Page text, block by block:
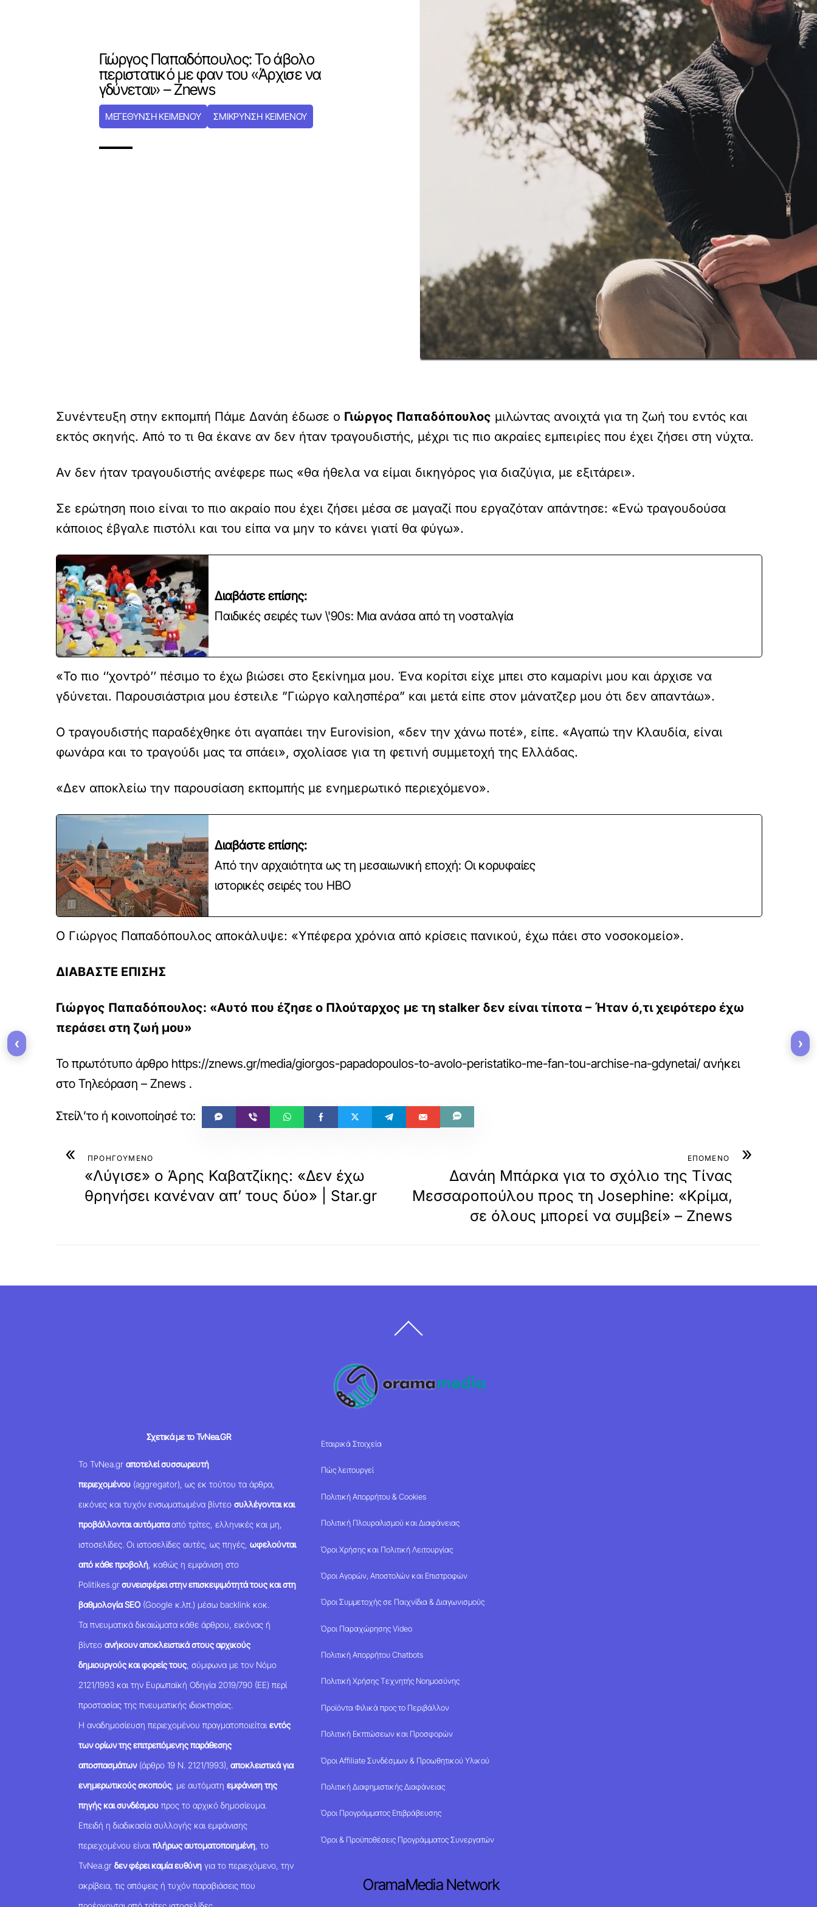
Γιώργος Παπαδόπουλος: Το άβολο
περιστατικό με φαν του «Άρχισε να
γδύνεται» – Znews
ΜΕΓΕΘΥΝΣΗ ΚΕΙΜΕΝΟΥ ΣΜΙΚΡΥΝΣΗ ΚΕΙΜΕΝΟΥ
Συνέντευξη στην εκπομπή Πάμε Δανάη έδωσε ο Γιώργος Παπαδόπουλος μιλώντας ανοιχτά για τη ζωή του εντός και
εκτός σκηνής. Από το τι θα έκανε αν δεν ήταν τραγουδιστής, μέχρι τις πιο ακραίες εμπειρίες που έχει ζήσει στη νύχτα.
Αν δεν ήταν τραγουδιστής ανέφερε πως «θα ήθελα να είμαι δικηγόρος για διαζύγια, με εξιτάρει».
Σε ερώτηση ποιο είναι το πιο ακραίο που έχει ζήσει μέσα σε μαγαζί που εργαζόταν απάντησε: «Ενώ τραγουδούσα
κάποιος έβγαλε πιστόλι και του είπα να μην το κάνει γιατί θα φύγω».
Διαβάστε επίσης:
Παιδικές σειρές των \'90s: Μια ανάσα από τη νοσταλγία
«Το πιο ‘’χοντρό’’ πέσιμο το έχω βιώσει στο ξεκίνημα μου. Ένα κορίτσι είχε μπει στο καμαρίνι μου και άρχισε να
γδύνεται. Παρουσιάστρια μου έστειλε ”Γιώργο καλησπέρα” και μετά είπε στον μάνατζερ μου ότι δεν απαντάω».
Ο τραγουδιστής παραδέχθηκε ότι αγαπάει την Eurovision, «δεν την χάνω ποτέ», είπε. «Αγαπώ την Kλαυδία, είναι
φωνάρα και το τραγούδι μας τα σπάει», σχολίασε για τη φετινή συμμετοχή της Ελλάδας.
«Δεν αποκλείω την παρουσίαση εκπομπής με ενημερωτικό περιεχόμενο».
Διαβάστε επίσης:
Από την αρχαιότητα ως τη μεσαιωνική εποχή: Οι κορυφαίες
ιστορικές σειρές του HBO
Ο Γιώργος Παπαδόπουλος αποκάλυψε: «Υπέφερα χρόνια από κρίσεις πανικού, έχω πάει στο νοσοκομείο».
ΔΙΑΒΑΣΤΕ ΕΠΙΣΗΣ
Γιώργος Παπαδόπουλος: «Αυτό που έζησε ο Πλούταρχος με τη stalker δεν είναι τίποτα – Ήταν ό,τι χειρότερο έχω
περάσει στη ζωή μου»
Το πρωτότυπο άρθρο https://znews.gr/media/giorgos-papadopoulos-to-avolo-peristatiko-me-fan-tou-archise-na-gdynetai/ ανήκει
στο Τηλεόραση – Znews .
« ΠΡΟΗΓΟΥΜΕΝΟ
«Λύγισε» ο Άρης Καβατζίκης: «Δεν έχω
θρηνήσει κανέναν απ’ τους δύο» | Star.gr
»
ΕΠΟΜΕΝΟ
Δανάη Μπάρκα για το σχόλιο της Τίνας
Μεσσαροπούλου προς τη Josephine: «Κρίμα,
σε όλους μπορεί να συμβεί» – Znews
Back
To
Σχετικά με το TvNea.GR
Το TvNea.grαποτελεί συσσωρευτή
περιεχομένου (aggregator), ως εκ τούτου τα άρθρα,
εικόνες και τυχόν ενσωματωμένα βίντεοσυλλέγονται και
προβάλλονται αυτόματααπό τρίτες, ελληνικές και μη,
ιστοσελίδες. Οι ιστοσελίδες αυτές, ως πηγές,ωφελούνται
από κάθε προβολή , καθώς η εμφάνιση στο
Politikes.grσυνεισφέρει στην επισκεψιμότητά τους και στη
βαθμολογία SEO (Google κ.λπ.) μέσω backlink κοκ.
Τα πνευματικά δικαιώματα κάθε άρθρου, εικόνας ή
βίντεοανήκουν αποκλειστικά στους αρχικούς
δημιουργούς και φορείς τους , σύμφωνα με τον Νόμο
2121/1993 και την Ευρωπαϊκή Οδηγία 2019/790 (ΕΕ) περί
προστασίας της πνευματικής ιδιοκτησίας.
Η αναδημοσίευση περιεχομένου πραγματοποιείταιεντός
των ορίων της επιτρεπόμενης παράθεσης
αποσπασμάτων(άρθρο 19 Ν. 2121/1993), αποκλειστικά για
ενημερωτικούς σκοπούς , με αυτόματηεμφάνιση της
πηγής και συνδέσμου προς το αρχικό δημοσίευμα.
Επειδή η διαδικασία συλλογής και εμφάνισης
περιεχομένου είναιπλήρως αυτοματοποιημένη , το
TvNea.grδεν φέρει καμία ευθύνη για το περιεχόμενο, την
ακρίβεια, τις απόψεις ή τυχόν παραβιάσεις που
Εταιρικά Στοιχεία
Πώς λειτουργεί
Πολιτική Απορρήτου & Cookies
Πολιτική Πλουραλισμού και Διαφάνειας
Όροι Χρήσης και Πολιτική Λειτουργίας
Όροι Αγορών, Αποστολών και Επιστροφών
Όροι Συμμετοχής σε Παιχνίδια & Διαγωνισμούς
Όροι Παραχώρησης Video
Πολιτική Απορρήτου Chatbots
Πολιτική Χρήσης Τεχνητής Νοημοσύνης
Προϊόντα Φιλικά προς το Περιβάλλον
Πολιτική Εκπτώσεων και Προσφορών
Όροι Affiliate Συνδέσμων & Προωθητικού Υλικού
Πολιτική Διαφημιστικής Διαφάνειας
Όροι Προγράμματος Επιβράβευσης
Όροι & Προϋποθέσεις Προγράμματος Συνεργατών
OramaMedia Network
‹ ›